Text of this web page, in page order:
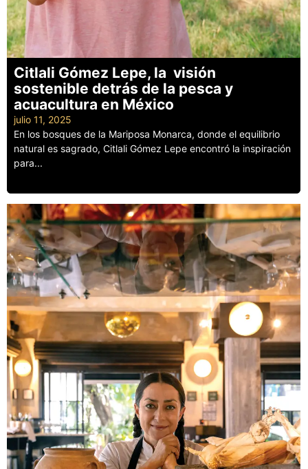
Citlali Gómez Lepe, la visión
sostenible detrás de la pesca y
acuacultura en México
julio 11, 2025
En los bosques de la Mariposa Monarca, donde el equilibrio
natural es sagrado, Citlali Gómez Lepe encontró la inspiración
para...